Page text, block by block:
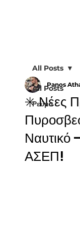
All Posts
Ρεύμα
All Posts
✳️ Νέες
Ναυτικό
ΑΣΕΠ!
Panos